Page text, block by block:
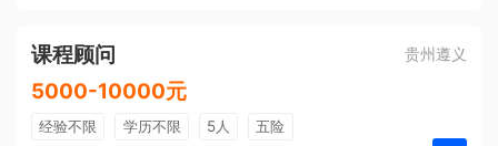
课程顾问 贵州遵义
5000-10000元
经验不限 学历不限 5人
五险